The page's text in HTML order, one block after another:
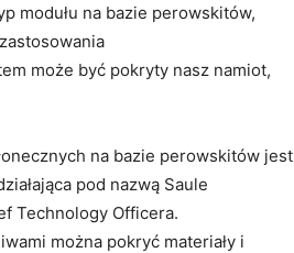
modułu na bazie perowskitów,
może być pokryty nasz namiot,
na bazie perowskitów jest
pod nazwą Saule
Technology Officera.
można pokryć materiały i